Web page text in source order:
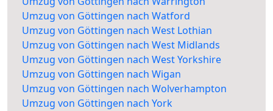
Umzug von Göttingen nach Watford
Umzug von Göttingen nach West Lothian
Umzug von Göttingen nach West Midlands
Umzug von Göttingen nach West Yorkshire
Umzug von Göttingen nach Wigan
Umzug von Göttingen nach Wolverhampton
Umzug von Göttingen nach York